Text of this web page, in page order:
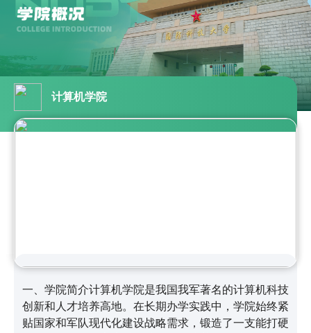
计算机学院
一、学院简介计算机学院是我国我军著名的计算机科技
创新和人才培养高地。在长期办学实践中，学院始终紧
贴国家和军队现代化建设战略需求，锻造了一支能打硬